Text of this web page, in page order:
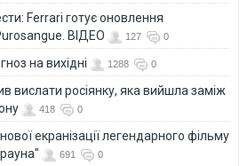
Ferrari готує оновлення
ВІДЕО
127 0
на вихідні 1288 0
вислати росіянку, яка вийшла заміж
418 0
екранізації легендарного фільму
691 0